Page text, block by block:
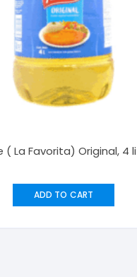
( La Favorita) Original, 4
ADD TO CART